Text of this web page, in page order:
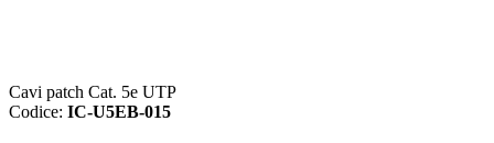
Cavi patch Cat. 5e UTP
Codice: IC-U5EB-015